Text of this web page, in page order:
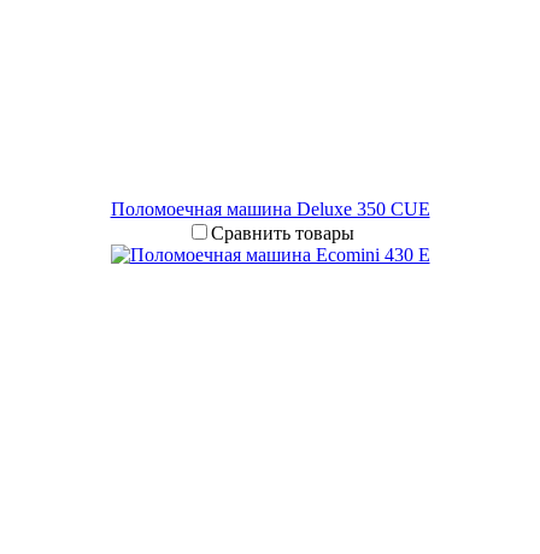
Поломоечная машина Deluxe 350 CUE
Сравнить товары